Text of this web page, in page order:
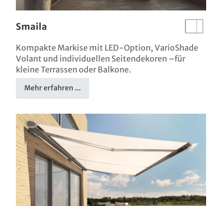
Smaila
Kompakte Markise mit LED-Option, VarioShade
Volant und individuellen Seitendekoren –für
kleine Terrassen oder Balkone.
Mehr erfahren ...